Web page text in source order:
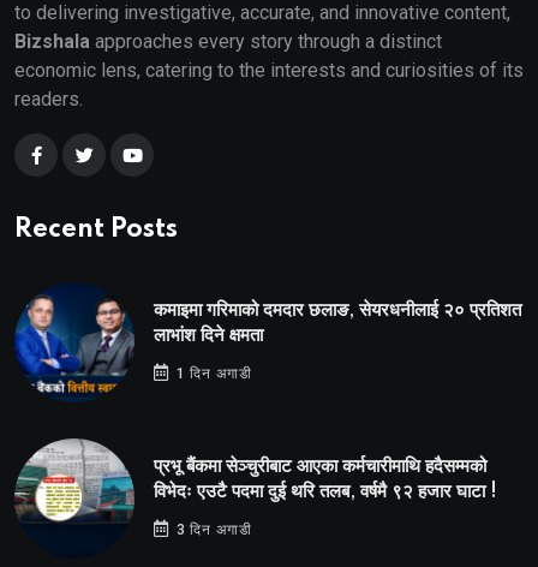
to delivering investigative, accurate, and innovative content,
Bizshala approaches every story through a distinct
economic lens, catering to the interests and curiosities of its
readers.
Recent Posts
कमाइमा गरिमाको दमदार छलाङ, सेयरधनीलाई २० प्रतिशत
लाभांश दिने क्षमता
1 दिन अगाडी
प्रभू बैंकमा सेञ्चुरीबाट आएका कर्मचारीमाथि हदैसम्मको
विभेदः एउटै पदमा दुई थरि तलब, वर्षमै ९२ हजार घाटा !
3 दिन अगाडी